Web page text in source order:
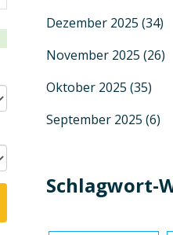
Dezember 2025 (34)
November 2025 (26)
Oktober 2025 (35)
September 2025 (6)
Schlagwort-